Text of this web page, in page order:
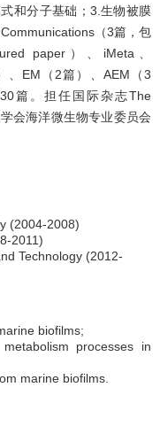
和分子基础； 3. 生物被膜
（3篇，包
paper）、 iMeta
、 EM （ 2篇）、 AEM （3
30篇。担任国际杂志The
会海洋微生物专业委员会
(2004-2008)
2011)
Technology (2012-
biofilms;
processes in
marine biofilms.